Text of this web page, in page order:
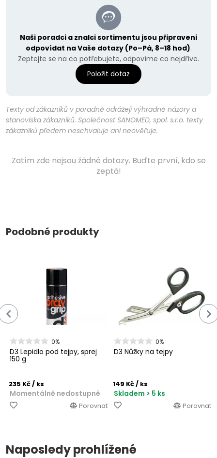
Naši poradci a znalci sortimentu jsou připraveni
odpovídat na Vaše dotazy (Po–Pá, 8–18 hod).
Zeptejte se na co potřebujete, odpovíme co nejdříve.
Položit dotaz
Texty od zákazníků v poradně odrážejí výhradně názory a
stanoviska zákazníků. Společnost SANOMED, spol. s.r.o. texty
zákazníků předem neschvaluje ani neověřuje.
Zatím zde nejsou žádné dotazy. Buďte první, kdo se
zeptá!
Podobné produkty
0%
D3 Lepidlo pod tejpy, sprej
150 g
235 Kč/ ks
Momentálně nedostupné
Porovnat
0%
D3 Nůžky na tejpy
149 Kč/ ks
Skladem > 5 ks
Porovnat
Naposledy prohlížené